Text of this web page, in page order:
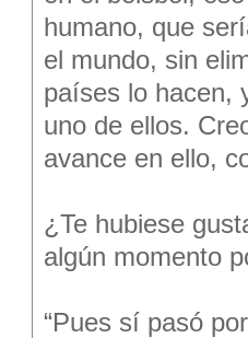
humano, que
el mundo, sin
países lo hacen,
uno de ellos.
avance en ello,
¿Te hubiese
algún momento
“Pues sí pasó